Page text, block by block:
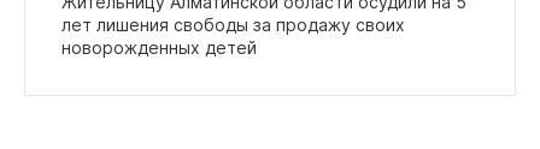
лет лишения свободы за продажу своих
новорожденных детей